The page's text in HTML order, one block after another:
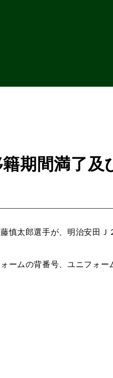
期間満了及
慎太郎選手が、明治安田
ームの背番号、ユニフォー